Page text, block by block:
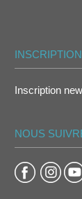
Inscription
NOUS